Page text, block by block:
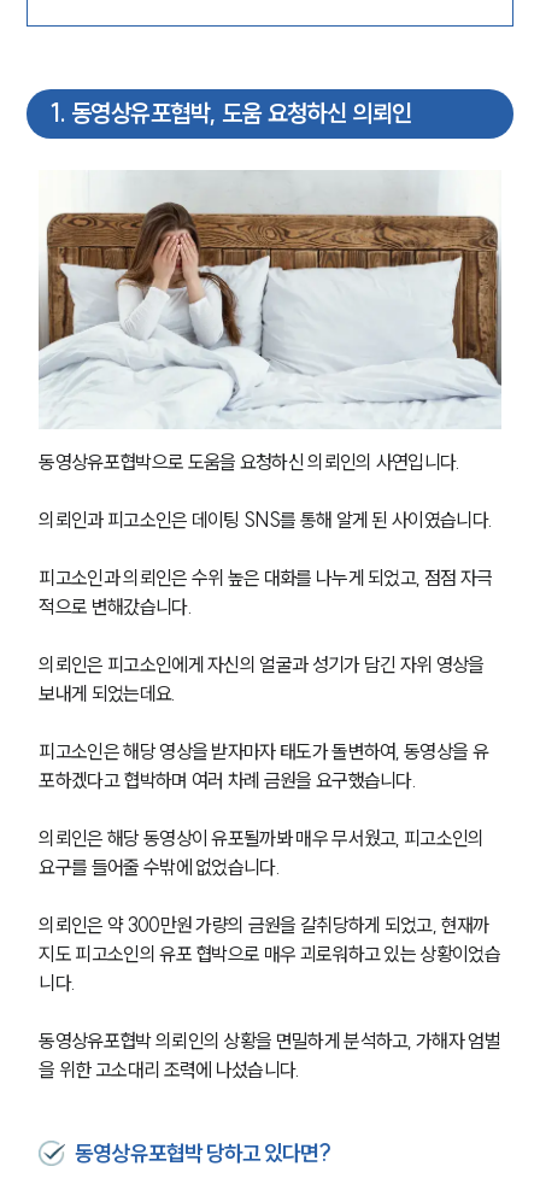
1 . 동영상유포협박, 도움 요청하신 의뢰인
동영상유포협박으로 도움을 요청하신 의뢰인의 사연입니다.
의뢰인과 피고소인은 데이팅 SNS를 통해 알게 된 사이였습니다.
피고소인과 의뢰인은 수위 높은 대화를 나누게 되었고, 점점 자극
적으로 변해갔습니다.
의뢰인은 피고소인에게 자신의 얼굴과 성기가 담긴 자위 영상을
보내게 되었는데요.
피고소인은 해당 영상을 받자마자 태도가 돌변하여, 동영상을 유
포하겠다고 협박하며 여러 차례 금원을 요구했습니다.
의뢰인은 해당 동영상이 유포될까봐 매우 무서웠고, 피고소인의
요구를 들어줄 수밖에 없었습니다.
의뢰인은 약 300만원 가량의 금원을 갈취당하게 되었고, 현재까
지도 피고소인의 유포 협박으로 매우 괴로워하고 있는 상황이었습
니다.
동영상유포협박 의뢰인의 상황을 면밀하게 분석하고, 가해자 엄벌
을 위한 고소대리 조력에 나섰습니다.
동영상유포협박 당하고 있다면?